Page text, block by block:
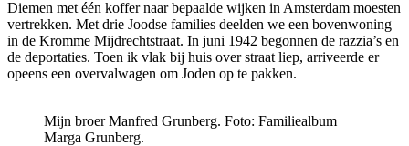
Diemen met één koffer naar bepaalde wijken in Amsterdam moesten
vertrekken. Met drie Joodse families deelden we een bovenwoning
in de Kromme Mijdrechtstraat. In juni 1942 begonnen de razzia’s en
de deportaties. Toen ik vlak bij huis over straat liep, arriveerde er
opeens een overvalwagen om Joden op te pakken.
Mijn broer Manfred Grunberg. Foto: Familiealbum
Marga Grunberg.